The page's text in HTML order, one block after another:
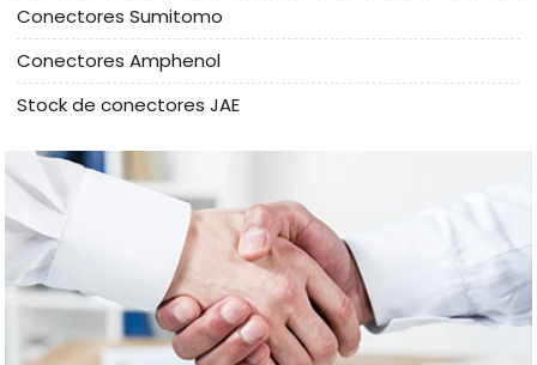
Conectores Sumitomo
Conectores Amphenol
Stock de conectores JAE